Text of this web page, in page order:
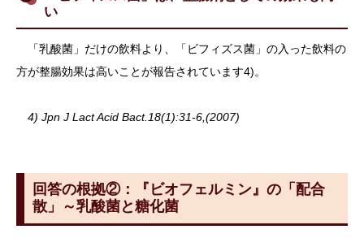
い
「乳酸菌」だけの飲料より、「ビフィズス菌」の入った飲料の
方が整腸効果は高いことが報告されています4)。
4) Jpn J Lact Acid Bact.18(1):31-6,(2007)
回答の根拠②：『ビオフェルミン』の「配合
散」～乳酸菌と糖化菌